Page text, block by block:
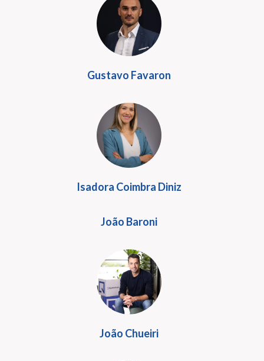
Gustavo Favaron
Isadora Coimbra Diniz
João Baroni
João Chueiri